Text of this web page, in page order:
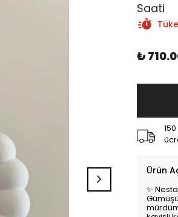
Saati
₺
Ürün
✨